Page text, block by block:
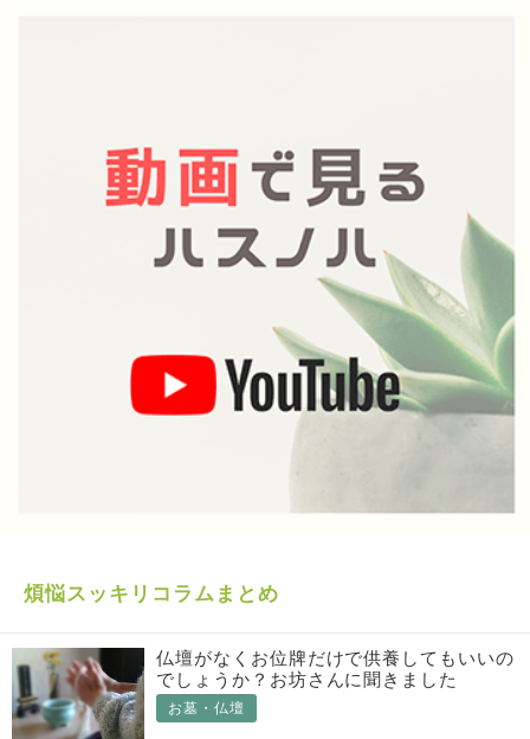
煩悩スッキリコラムまとめ
仏壇がなくお位牌だけで供養してもいいの
でしょうか？お坊さんに聞きました
お墓・仏壇